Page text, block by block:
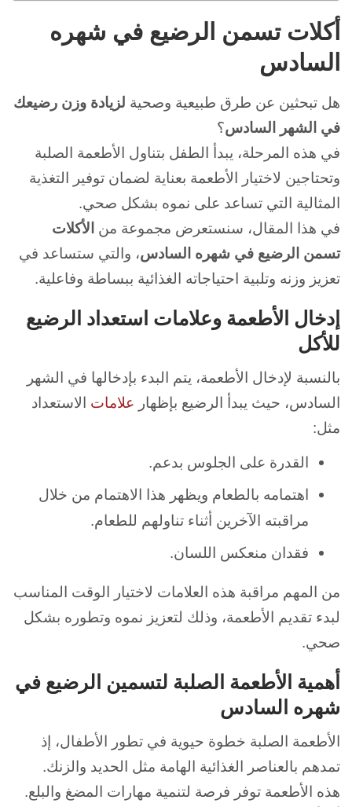
أكلات تسمن الرضيع في شهره
السادس
هل تبحثين عن طرق طبيعية وصحية لزيادة وزن رضيعك
في الشهر السادس؟
في هذه المرحلة، يبدأ الطفل بتناول الأطعمة الصلبة
وتحتاجين لاختيار الأطعمة بعناية لضمان توفير التغذية
المثالية التي تساعد على نموه بشكل صحي.
في هذا المقال، سنستعرض مجموعة من الأكلات
تسمن الرضيع في شهره السادس، والتي ستساعد في
تعزيز وزنه وتلبية احتياجاته الغذائية ببساطة وفاعلية.
إدخال الأطعمة وعلامات استعداد الرضيع
للأكل
بالنسبة لإدخال الأطعمة، يتم البدء بإدخالها في الشهر
السادس، حيث يبدأ الرضيع بإظهار علامات الاستعداد
مثل:
القدرة على الجلوس بدعم.
اهتمامه بالطعام ويظهر هذا الاهتمام من خلال
مراقبته الآخرين أثناء تناولهم للطعام.
فقدان منعكس اللسان.
من المهم مراقبة هذه العلامات لاختيار الوقت المناسب
لبدء تقديم الأطعمة، وذلك لتعزيز نموه وتطوره بشكل
صحي.
أهمية الأطعمة الصلبة لتسمين الرضيع في
شهره السادس
الأطعمة الصلبة خطوة حيوية في تطور الأطفال، إذ
تمدهم بالعناصر الغذائية الهامة مثل الحديد والزنك.
هذه الأطعمة توفر فرصة لتنمية مهارات المضغ والبلع.